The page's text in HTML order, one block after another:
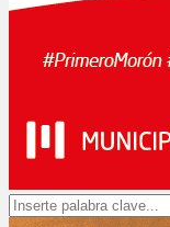
Search
for: